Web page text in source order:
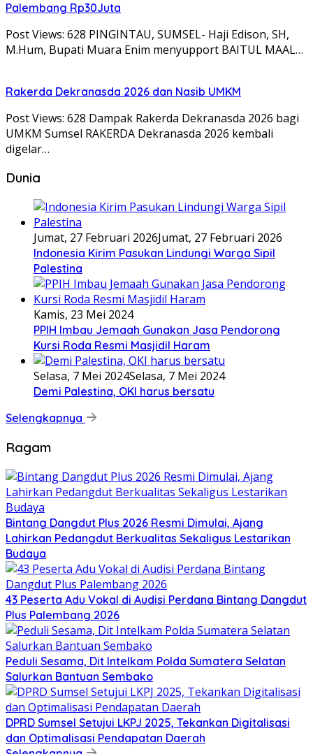
Palembang Rp30Juta
Post Views: 628 PINGINTAU, SUMSEL- Haji Edison, SH,
M.Hum, Bupati Muara Enim menyupport BAITUL MAAL…
Rakerda Dekranasda 2026 dan Nasib UMKM
Post Views: 628 Dampak Rakerda Dekranasda 2026 bagi
UMKM Sumsel RAKERDA Dekranasda 2026 kembali
digelar…
Dunia
Jumat, 27 Februari 2026Jumat, 27 Februari 2026
Indonesia Kirim Pasukan Lindungi Warga Sipil
Palestina
Kamis, 23 Mei 2024
PPIH Imbau Jemaah Gunakan Jasa Pendorong
Kursi Roda Resmi Masjidil Haram
Selasa, 7 Mei 2024Selasa, 7 Mei 2024
Demi Palestina, OKI harus bersatu
Selengkapnya
Ragam
Bintang Dangdut Plus 2026 Resmi Dimulai, Ajang
Lahirkan Pedangdut Berkualitas Sekaligus Lestarikan
Budaya
43 Peserta Adu Vokal di Audisi Perdana Bintang Dangdut
Plus Palembang 2026
Peduli Sesama, Dit Intelkam Polda Sumatera Selatan
Salurkan Bantuan Sembako
DPRD Sumsel Setujui LKPJ 2025, Tekankan Digitalisasi
dan Optimalisasi Pendapatan Daerah